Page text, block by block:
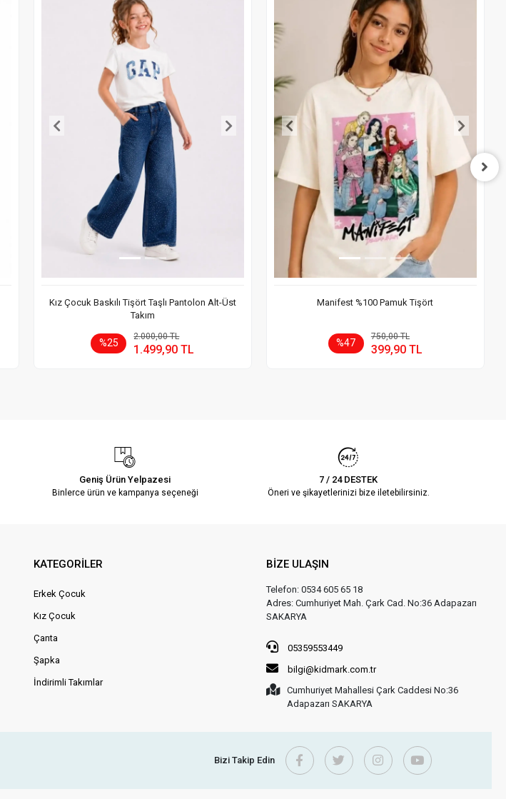
Kız Çocuk Baskılı Tişört Taşlı Pantolon Alt-Üst
Takım
%25
2.000,00 TL
1.499,90 TL
Sepete Ekle
Manifest %100 Pamuk Tişört
%47
750,00 TL
399,90 TL
Sepete Ekle
Geniş Ürün Yelpazesi
Binlerce ürün ve kampanya seçeneği
7 / 24 DESTEK
Öneri ve şikayetlerinizi bize iletebilirsiniz.
KATEGORİLER
Erkek Çocuk
Kız Çocuk
Çanta
Şapka
İndirimli Takımlar
BİZE ULAŞIN
Telefon: 0534 605 65 18
Adres: Cumhuriyet Mah. Çark Cad. No:36 Adapazarı
SAKARYA
05359553449
bilgi@kidmark.com.tr
Cumhuriyet Mahallesi Çark Caddesi No:36
Adapazarı SAKARYA
Bizi Takip Edin